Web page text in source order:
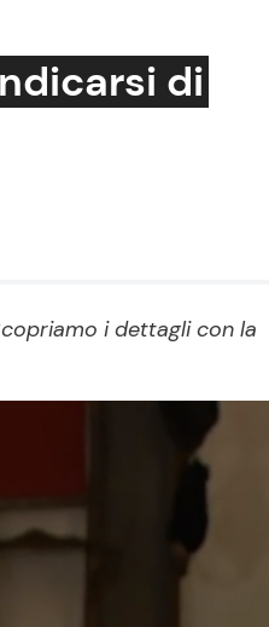
in TV
Facili e Veloci
di
i dettagli con la